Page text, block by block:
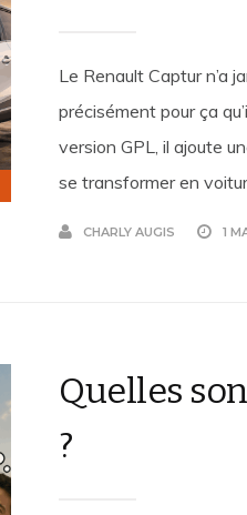
Le Renault Captur n’a
précisément pour ça
version GPL, il ajoute
se transformer en
CHARLY AUGIS 1
Quelles
?